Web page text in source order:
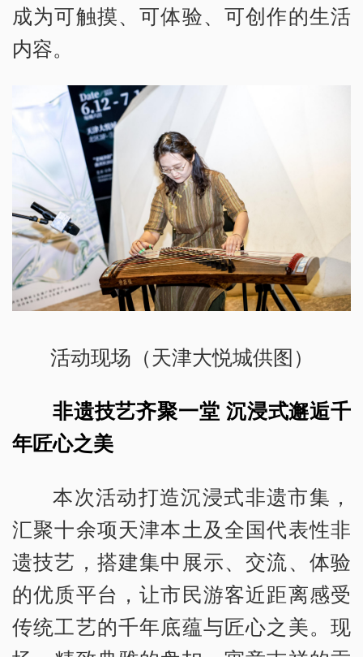
成为可触摸、可体验、可创作的生活
内容。
活动现场（天津大悦城供图）
非遗技艺齐聚一堂 沉浸式邂逅千
年匠心之美
本次活动打造沉浸式非遗市集，
汇聚十余项天津本土及全国代表性非
遗技艺，搭建集中展示、交流、体验
的优质平台，让市民游客近距离感受
传统工艺的千年底蕴与匠心之美。现